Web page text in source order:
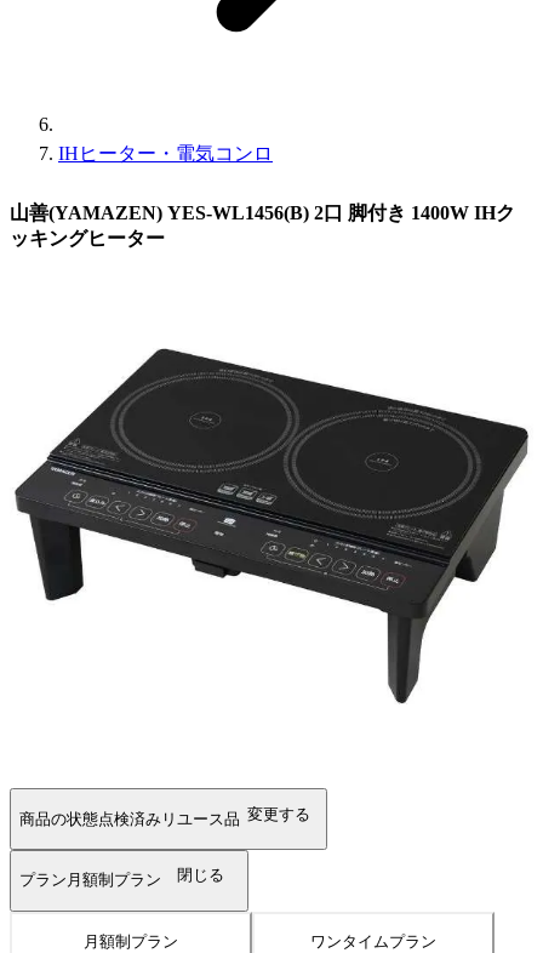
IHヒーター・電気コンロ
山善(YAMAZEN) YES-WL1456(B) 2口 脚付き 1400W IHク
ッキングヒーター
商品の状態点検済みリユース品 変更する
プラン 月額制プラン 閉じる
月額制プラン ワンタイムプラン